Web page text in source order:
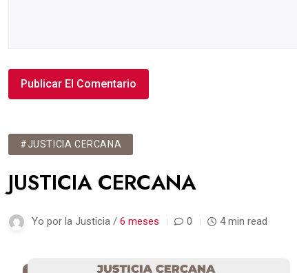
#JUSTICIA CERCANA
JUSTICIA CERCANA
Yo por la Justicia / 6 meses 0 4 min read